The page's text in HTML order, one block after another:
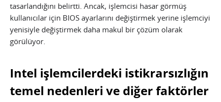
tasarlandığını belirtti. Ancak, işlemcisi hasar görmüş
kullanıcılar için BIOS ayarlarını değiştirmek yerine işlemciyi
yenisiyle değiştirmek daha makul bir çözüm olarak
görülüyor.
Intel işlemcilerdeki istikrarsızlığın
temel nedenleri ve diğer faktörler